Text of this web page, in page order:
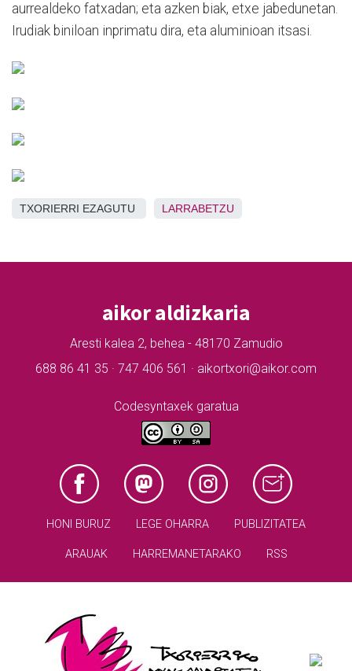
aurrealdeko fatxadan; eta azken biak, etxe jabedunetan.
Irudiak biniloan inprimatu dira, eta aluminioan itsasi.
TXORIERRI EZAGUTU LARRABETZU
aikor aldizkaria
Aresti kalea 2, behea - 48170 Zamudio
688 86 41 35 · 747 406 561 · aikortxori@aikor.com
Codesyntaxek garatua
HONI BURUZ LEGE OHARRA PUBLIZITATEA
ARAUAK HARREMANETARAKO RSS